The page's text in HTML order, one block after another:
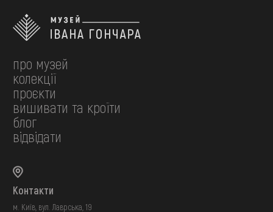
про музей
колекції
проєкти
вишивати та кроїти
блог
відвідати
Контакти
м. Київ, вул. Лаврська, 19